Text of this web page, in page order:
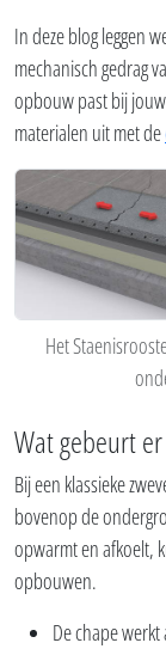
In deze blog leggen
mechanisch gedrag
opbouw past bij
materialen uit met de
Het
Wat gebeurt
Bij een klassieke
bovenop de
opwarmt en afkoelt,
opbouwen.
De chape